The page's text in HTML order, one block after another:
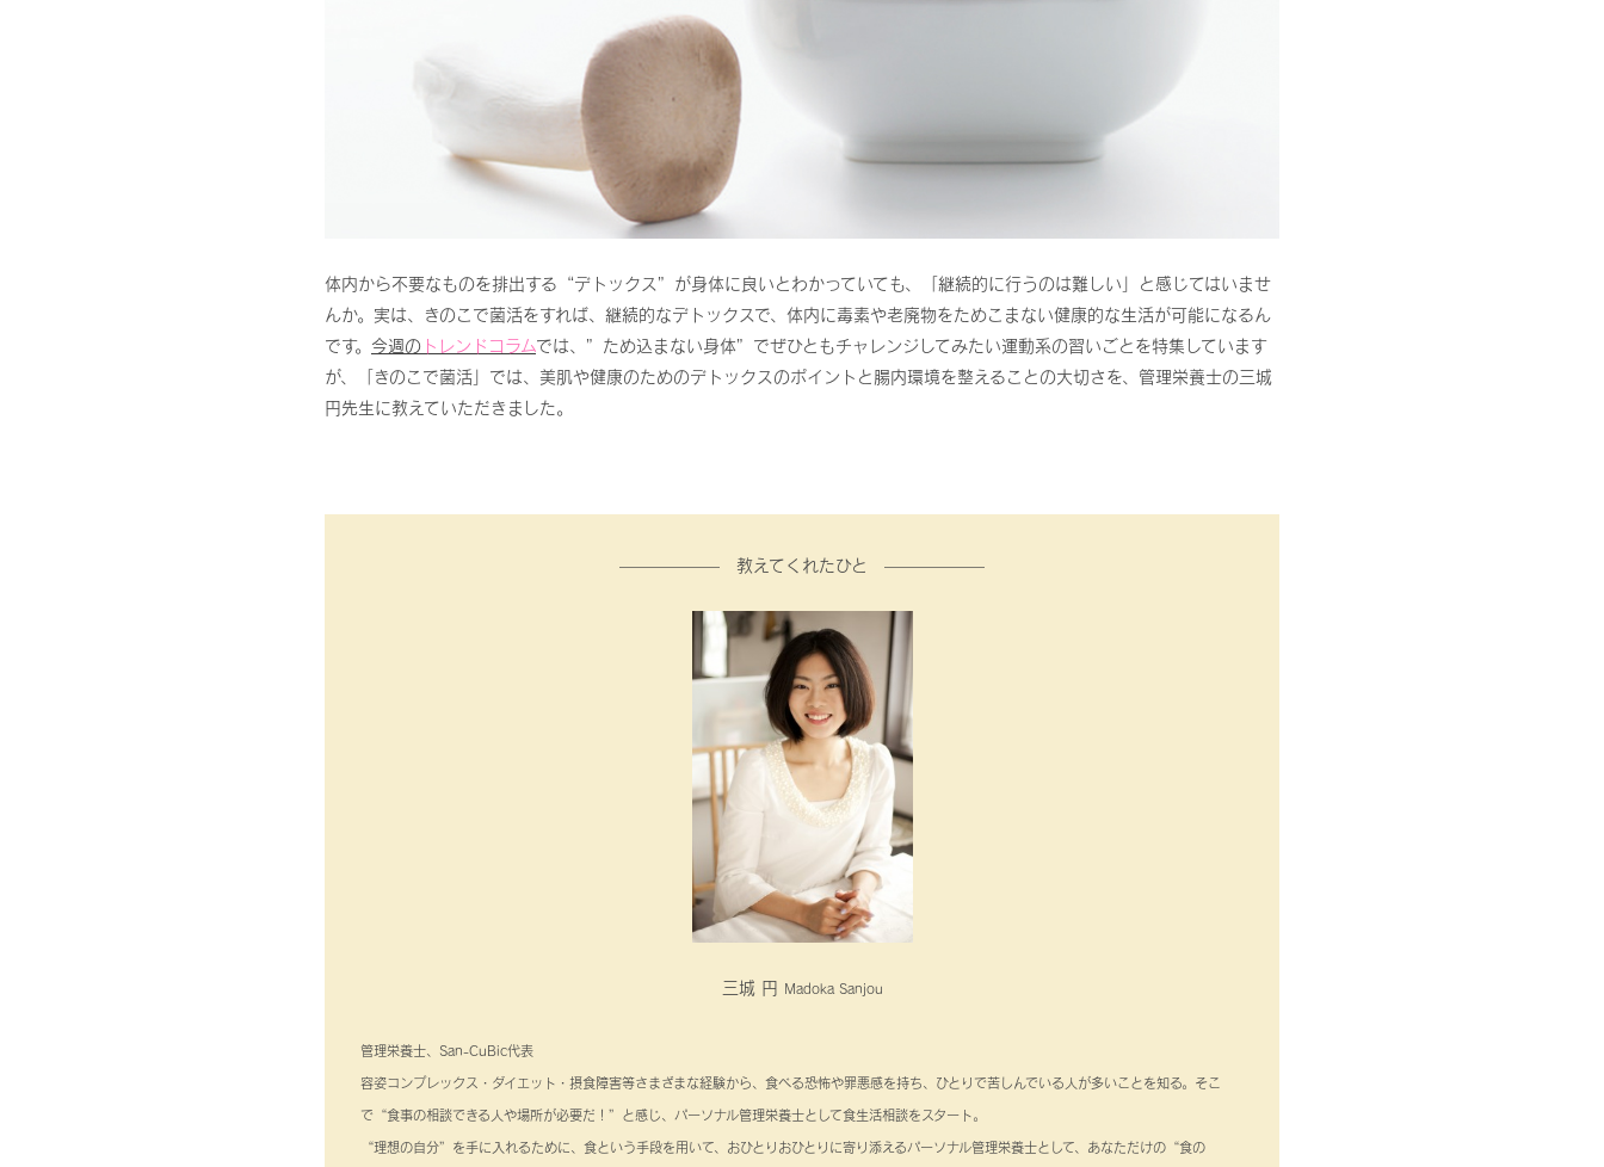
体内から不要なものを排出する“デトックス”が身体に良いとわかっていても、「継続的に行うのは難しい」と感じてはいませ
んか。実は、きのこで菌活をすれば、継続的なデトックスで、体内に毒素や老廃物をためこまない健康的な生活が可能になるん
です。 今週の トレンドコラムでは、”ため込まない身体”でぜひともチャレンジしてみたい運動系の習いごとを特集しています
が、「きのこで菌活」では、美肌や健康のためのデトックスのポイントと腸内環境を整えることの大切さを、管理栄養士の三城
円先生に教えていただきました。
—————— 教えてくれたひと ——————
三城 円 Madoka Sanjou
管理栄養士、San-CuBic代表
容姿コンプレックス・ダイエット・摂食障害等さまざまな経験から、食べる恐怖や罪悪感を持ち、ひとりで苦しんでいる人が多いことを知る。そこ
で“食事の相談できる人や場所が必要だ！”と感じ、パーソナル管理栄養士として食生活相談をスタート。
“理想の自分”を手に入れるために、食という手段を用いて、おひとりおひとりに寄り添えるパーソナル管理栄養士として、あなただけの“食の